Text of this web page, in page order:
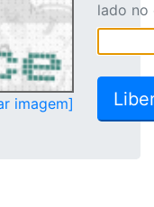
imagem]
lado no